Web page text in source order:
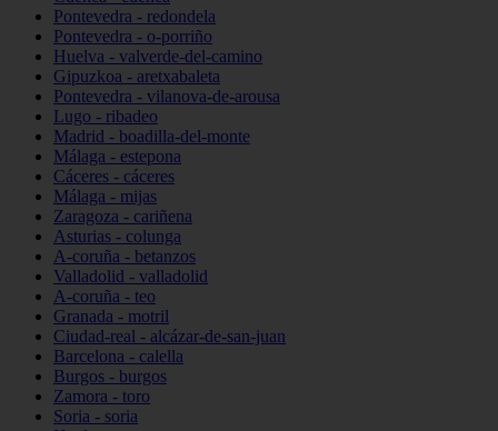
Pontevedra - redondela
Pontevedra - o-porriño
Huelva - valverde-del-camino
Gipuzkoa - aretxabaleta
Pontevedra - vilanova-de-arousa
Lugo - ribadeo
Madrid - boadilla-del-monte
Málaga - estepona
Cáceres - cáceres
Málaga - mijas
Zaragoza - cariñena
Asturias - colunga
A-coruña - betanzos
Valladolid - valladolid
A-coruña - teo
Granada - motril
Ciudad-real - alcázar-de-san-juan
Barcelona - calella
Burgos - burgos
Zamora - toro
Soria - soria